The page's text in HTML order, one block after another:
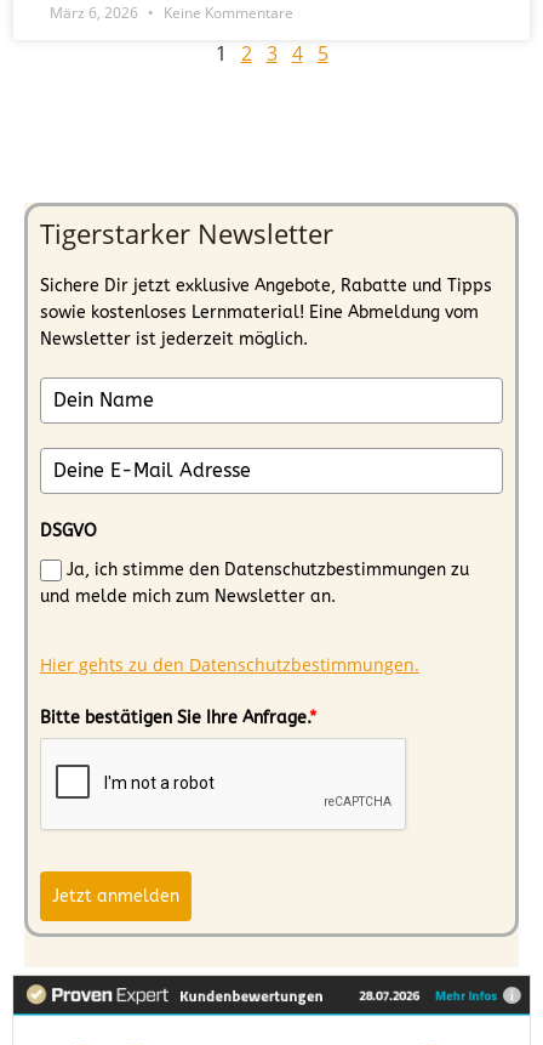
März 6, 2026 Keine Kommentare
1 2 3 4 5
Tigerstarker Newsletter
Sichere Dir jetzt exklusive Angebote, Rabatte und Tipps
sowie kostenloses Lernmaterial! Eine Abmeldung vom
Newsletter ist jederzeit möglich.
DSGVO
Ja, ich stimme den Datenschutzbestimmungen zu
und melde mich zum Newsletter an.
Hier gehts zu den Datenschutzbestimmungen.
Bitte bestätigen Sie Ihre Anfrage.*
Jetzt anmelden